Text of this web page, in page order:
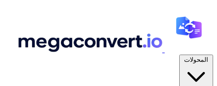
المحولات